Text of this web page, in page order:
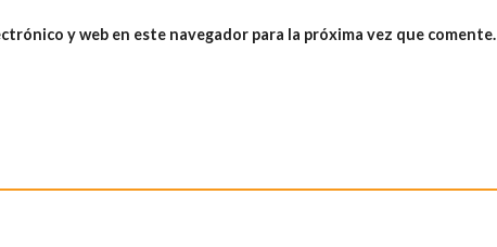
y web en este navegador para la próxima vez que comente.